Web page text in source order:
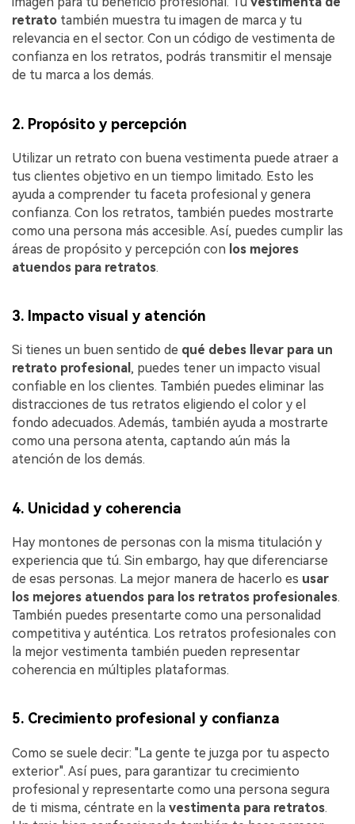
retrato también muestra tu imagen de marca y tu
relevancia en el sector. Con un código de vestimenta de
confianza en los retratos, podrás transmitir el mensaje
de tu marca a los demás.
2. Propósito y percepción
Utilizar un retrato con buena vestimenta puede atraer a
tus clientes objetivo en un tiempo limitado. Esto les
ayuda a comprender tu faceta profesional y genera
confianza. Con los retratos, también puedes mostrarte
como una persona más accesible. Así, puedes cumplir las
áreas de propósito y percepción con los mejores
atuendos para retratos.
3. Impacto visual y atención
Si tienes un buen sentido de qué debes llevar para un
retrato profesional , puedes tener un impacto visual
confiable en los clientes. También puedes eliminar las
distracciones de tus retratos eligiendo el color y el
fondo adecuados. Además, también ayuda a mostrarte
como una persona atenta, captando aún más la
atención de los demás.
4. Unicidad y coherencia
Hay montones de personas con la misma titulación y
experiencia que tú. Sin embargo, hay que diferenciarse
de esas personas. La mejor manera de hacerlo es usar
los mejores atuendos para los retratos profesionales.
También puedes presentarte como una personalidad
competitiva y auténtica. Los retratos profesionales con
la mejor vestimenta también pueden representar
coherencia en múltiples plataformas.
5. Crecimiento profesional y confianza
Como se suele decir: "La gente te juzga por tu aspecto
exterior". Así pues, para garantizar tu crecimiento
profesional y representarte como una persona segura
de ti misma, céntrate en la vestimenta para retratos.